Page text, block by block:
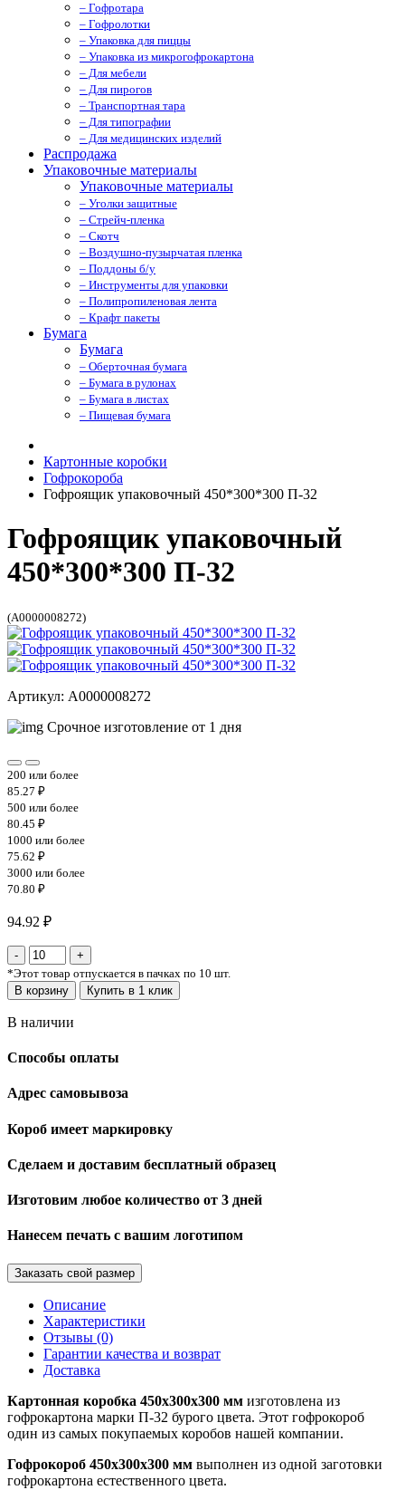
– Гофротара
– Гофролотки
– Упаковка для пиццы
– Упаковка из микрогофрокартона
– Для мебели
– Для пирогов
– Транспортная тара
– Для типографии
– Для медицинских изделий
Распродажа
Упаковочные материалы
Упаковочные материалы
– Уголки защитные
– Стрейч-пленка
– Скотч
– Воздушно-пузырчатая пленка
– Поддоны б/у
– Инструменты для упаковки
– Полипропиленовая лента
– Крафт пакеты
Бумага
Бумага
– Оберточная бумага
– Бумага в рулонах
– Бумага в листах
– Пищевая бумага
Картонные коробки
Гофрокороба
Гофроящик упаковочный 450*300*300 П-32
Гофроящик упаковочный
450*300*300 П-32
(A0000008272)
Артикул: A0000008272
Срочное изготовление от 1 дня
200 или более
85.27 ₽
500 или более
80.45 ₽
1000 или более
75.62 ₽
3000 или более
70.80 ₽
94.92 ₽
*Этот товар отпускается в пачках по 10 шт.
В корзину
Купить в 1 клик
В наличии
Способы оплаты
Адрес самовывоза
Короб имеет маркировку
Сделаем и доставим бесплатный образец
Изготовим любое количество от 3 дней
Нанесем печать с вашим логотипом
Заказать свой размер
Описание
Характеристики
Отзывы (0)
Гарантии качества и возврат
Доставка
Картонная коробка 450х300х300 мм изготовлена из
гофрокартона марки П-32 бурого цвета. Этот гофрокороб
один из самых покупаемых коробов нашей компании.
Гофрокороб 450х300х300 мм выполнен из одной заготовки
гофрокартона естественного цвета.